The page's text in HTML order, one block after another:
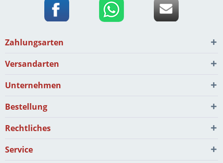
Zahlungsarten
Versandarten
Unternehmen
Bestellung
Rechtliches
Service